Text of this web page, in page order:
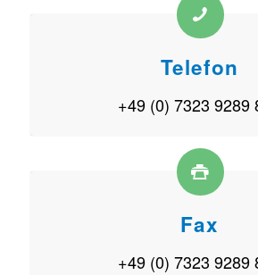
Telefon
+49 (0) 7323 9289
Fax
+49 (0) 7323 9289